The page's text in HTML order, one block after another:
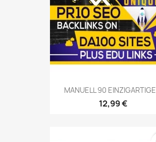
MANUELL 90
12,99 €